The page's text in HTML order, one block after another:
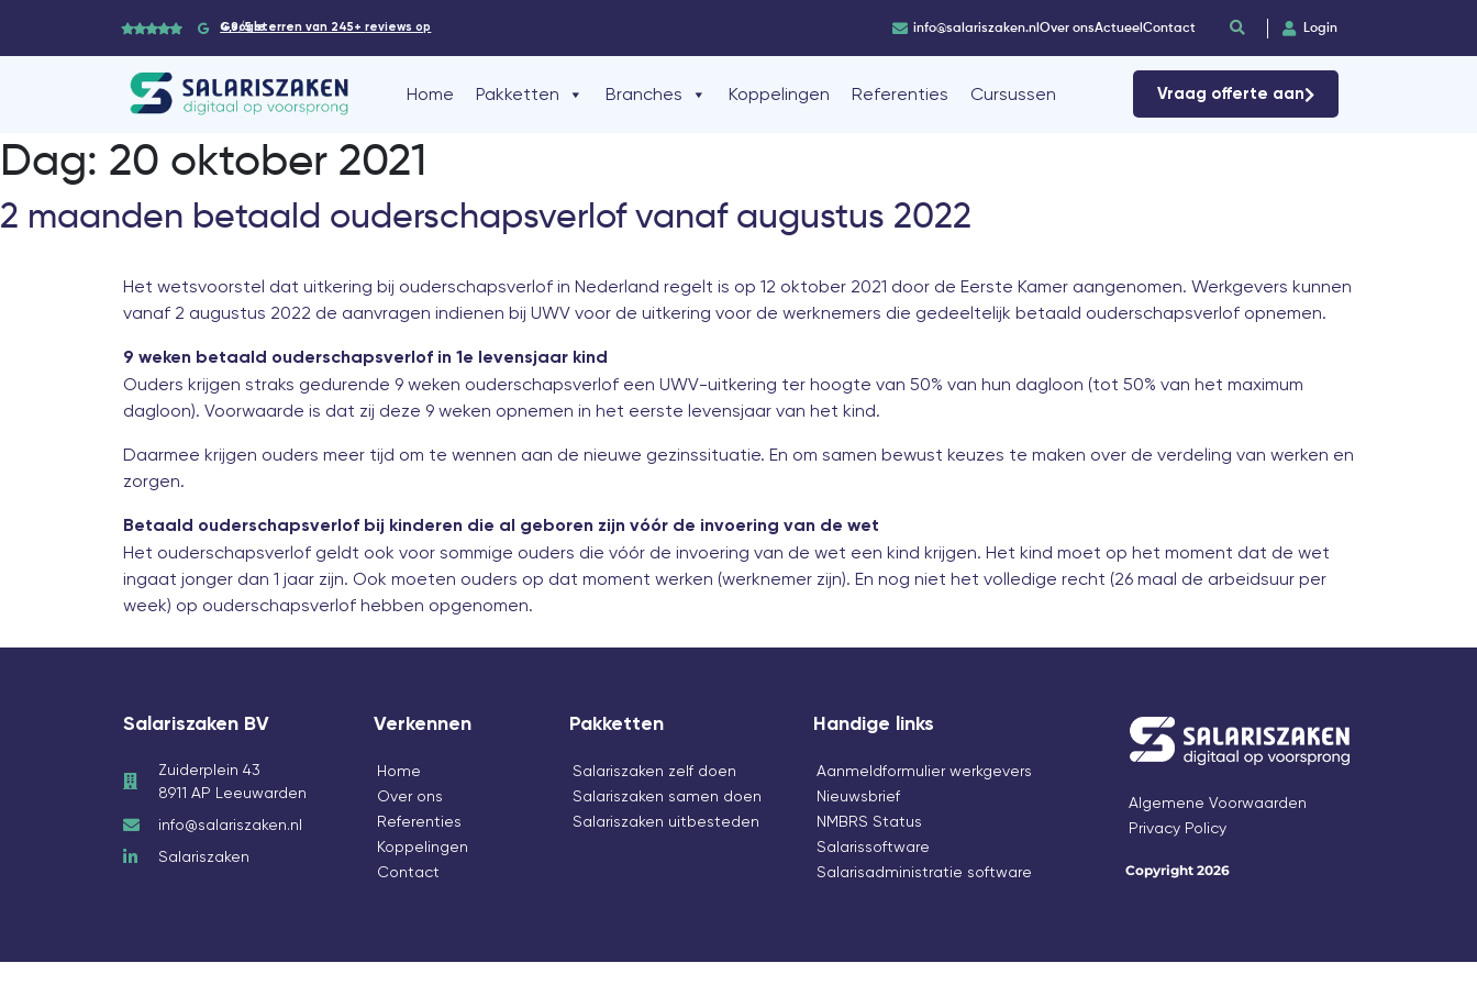
4,9/5 sterren van 245+
reviews op Google info@salariszaken.nlOver onsActueelContact Login
Home Pakketten Branches Koppelingen Referenties Cursussen Vraag offerte aan
Dag: 20 oktober 2021
2 maanden betaald ouderschapsverlof vanaf augustus 2022
Het wetsvoorstel dat uitkering bij ouderschapsverlof in Nederland regelt is op 12 oktober 2021 door de Eerste Kamer aangenomen. Werkgevers kunnen
vanaf 2 augustus 2022 de aanvragen indienen bij UWV voor de uitkering voor de werknemers die gedeeltelijk betaald ouderschapsverlof opnemen.
9 weken betaald ouderschapsverlof in 1e levensjaar kind
Ouders krijgen straks gedurende 9 weken ouderschapsverlof een UWV-uitkering ter hoogte van 50% van hun dagloon (tot 50% van het maximum
dagloon). Voorwaarde is dat zij deze 9 weken opnemen in het eerste levensjaar van het kind.
Daarmee krijgen ouders meer tijd om te wennen aan de nieuwe gezinssituatie. En om samen bewust keuzes te maken over de verdeling van werken en
zorgen.
Betaald ouderschapsverlof bij kinderen die al geboren zijn vóór de invoering van de wet
Het ouderschapsverlof geldt ook voor sommige ouders die vóór de invoering van de wet een kind krijgen. Het kind moet op het moment dat de wet
ingaat jonger dan 1 jaar zijn. Ook moeten ouders op dat moment werken (werknemer zijn). En nog niet het volledige recht (26 maal de arbeidsuur per
week) op ouderschapsverlof hebben opgenomen.
Salariszaken BV
Zuiderplein 43
8911 AP Leeuwarden
info@salariszaken.nl
Salariszaken
Verkennen
Home
Over ons
Referenties
Koppelingen
Contact
Pakketten
Salariszaken zelf doen
Salariszaken samen doen
Salariszaken uitbesteden
Handige links
Aanmeldformulier werkgevers
Nieuwsbrief
NMBRS Status
Salarissoftware
Salarisadministratie software
Algemene Voorwaarden
Privacy Policy
Copyright 2026